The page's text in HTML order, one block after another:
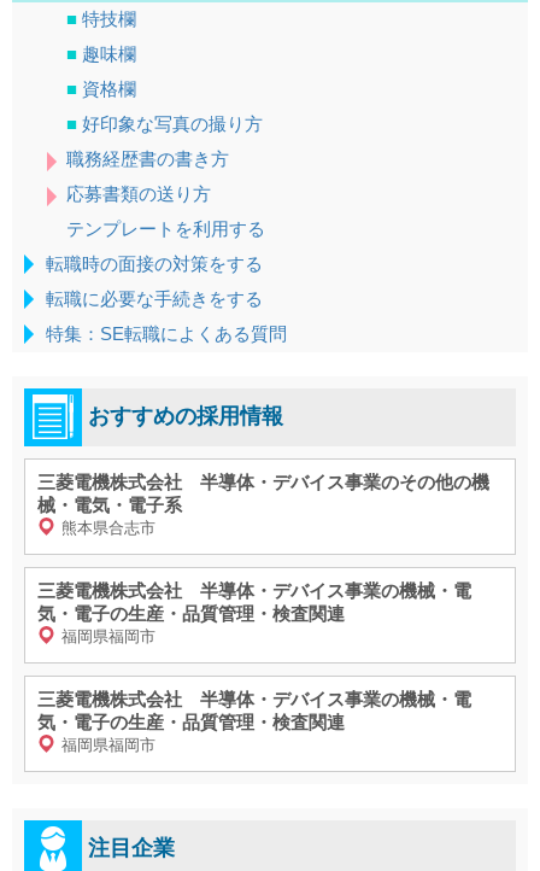
■ 特技欄
■ 趣味欄
■ 資格欄
■ 好印象な写真の撮り方
職務経歴書の書き方
応募書類の送り方
テンプレートを利用する
転職時の面接の対策をする
転職に必要な手続きをする
特集：SE転職によくある質問
おすすめの採用情報
三菱電機株式会社 半導体・デバイス事業のその他の機
械・電気・電子系
熊本県合志市
三菱電機株式会社 半導体・デバイス事業の機械・電
気・電子の生産・品質管理・検査関連
福岡県福岡市
三菱電機株式会社 半導体・デバイス事業の機械・電
気・電子の生産・品質管理・検査関連
福岡県福岡市
注目企業